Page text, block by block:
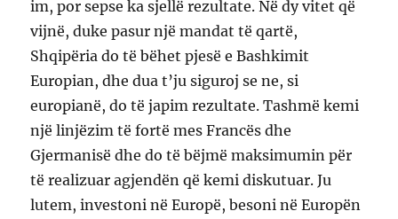
im, por sepse ka sjellë rezultate. Në dy vitet që
vijnë, duke pasur një mandat të qartë,
Shqipëria do të bëhet pjesë e Bashkimit
Europian, dhe dua t’ju siguroj se ne, si
europianë, do të japim rezultate. Tashmë kemi
një linjëzim të fortë mes Francës dhe
Gjermanisë dhe do të bëjmë maksimumin për
të realizuar agjendën që kemi diskutuar. Ju
lutem, investoni në Europë, besoni në Europën